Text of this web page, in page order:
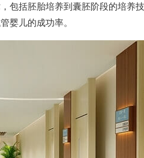
包括胚胎培养到囊胚阶段的培养
婴儿的成功率。